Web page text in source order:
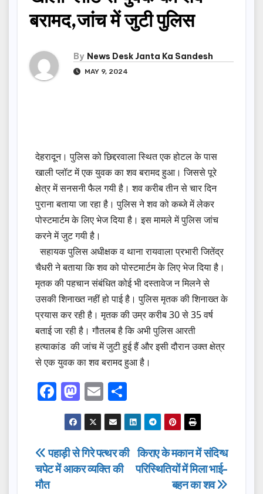
बरामद,जांच में जुटी पुलिस
By News Desk Janta Ka Sandesh
MAY 9, 2024
देहरादून। पुलिस को छिद्दरवाला स्थित एक होटल के पास
खाली प्लॉट में एक युवक का शव बरामद हुआ। जिससे पूरे
क्षेत्र में सनसनी फैल गयी है। शव करीब तीन से चार दिन
पुराना बताया जा रहा है। पुलिस ने शव को कब्जे में लेकर
पोस्टमार्टम के लिए भेज दिया है। इस मामले में पुलिस जांच
करने में जुट गयी है।
सहायक पुलिस अधीक्षक व थाना रायवाला प्रभारी जितेंद्र
चैधरी ने बताया कि शव को पोस्टमार्टम के लिए भेज दिया है।
मृतक की पहचान संबंधित कोई भी दस्तावेज न मिलने से
उसकी शिनाख्त नहीं हो पाई है। पुलिस मृतक की शिनाख्त के
प्रयास कर रही है। मृतक की उम्र करीब 30 से 35 वर्ष
बताई जा रही है। गौतलब है कि अभी पुलिस आरती
हत्याकांड की जांच में जुटी हुई हैं और इसी दौरान उक्त क्षेत्र
से एक युवक का शव बरामद हुआ है।
F
a
c
e
b
M
a
st
o
d
E
m
ail
h
ar
e
Post
navigation
किराए के मकान में संदिग्ध
परिस्थितियों में मिला भाई-
बहन का शव
पहाड़ी से गिरे पत्थर की
चपेट में आकर व्यक्ति की
मौत